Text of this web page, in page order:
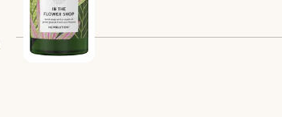
Innehåll